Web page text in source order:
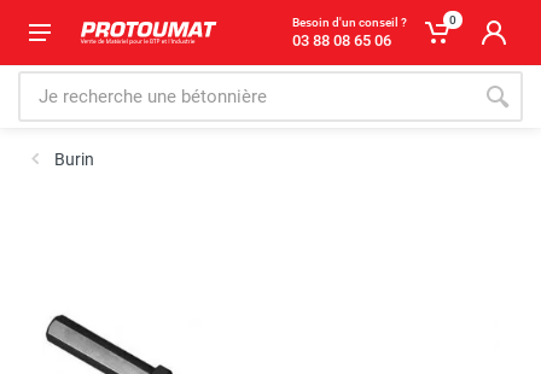
Besoin d'un conseil ?
03 88 08 65 06
0
Burin